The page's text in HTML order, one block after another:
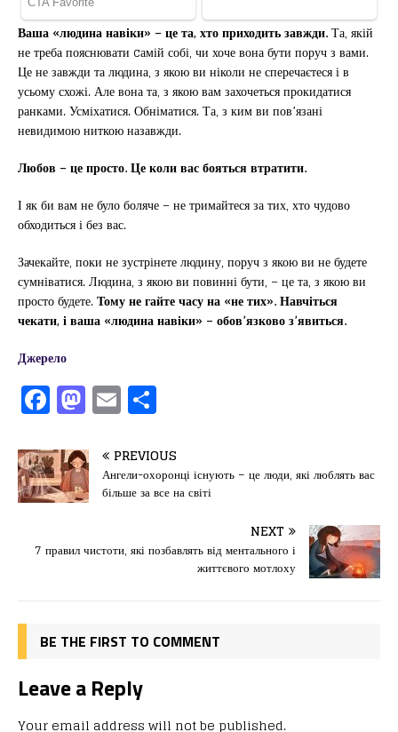
Ваша «людина навіки» – це та, хто приходить завжди.Та, якій
не треба пояснювати cамій собі, чи хоче вона бути поруч з вами.
Це не завжди та людина, з якою ви ніколи не сперечаєтеся і в
усьому схожі. Але вона та, з якою вам захочеться прокидатися
ранками. Усміхатися. Обніматися. Та, з ким ви пов’язані
невидимою ниткою назавжди.
Любов – це просто. Це коли вас бояться втратити.
І як би вам не було боляче – не тримайтеся за тих, хто чудово
обходиться і без вас.
Зачекайте, поки не зустрінете людину, поруч з якою ви не будете
сумніватися. Людина, з якою ви повинні бути, – це та, з якою ви
просто будете.Тому не гайте часу на «не тих». Навчіться
чекати, і ваша «людина навіки» – обов’язково з’явиться.
Джерело
F
a
c
e
b
o
o
M
a
st
o
d
o
n
E
m
ai
l
іл
и
т
ис
я
PREVIOUS
Ангели-охоронці існують – це люди, які люблять вас
більше за все на світі
NEXT
7 правил чистоти, які позбавлять від ментального і
життєвого мотлоху
BE THE FIRST TO COMMENT
Leave a Reply
Your email address will not be published.